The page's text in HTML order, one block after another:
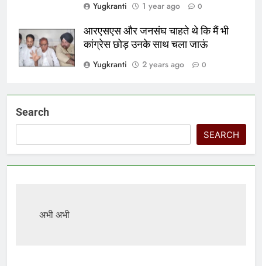
Yugkranti 1 year ago 0
आरएसएस और जनसंघ चाहते थे कि मैं भी
कांग्रेस छोड़ उनके साथ चला जाऊं
Yugkranti
2 years ago 0
Search
SEARCH
अभी अभी